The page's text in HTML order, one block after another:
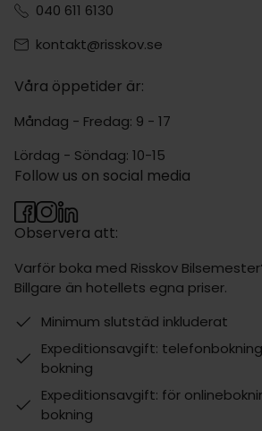
040 611 6130
kontakt@risskov.se
Våra öppetider är:
Måndag - Fredag: 9 - 17
Lördag - Söndag: 10-15
Observera att:
Varför boka med Risskov
Billgare än hotellets egna priser.
Minimum slutstäd inkluderat
Expeditionsavgift: telefonbokning
bokning
Expeditionsavgift: för
bokning
Follow us on social media